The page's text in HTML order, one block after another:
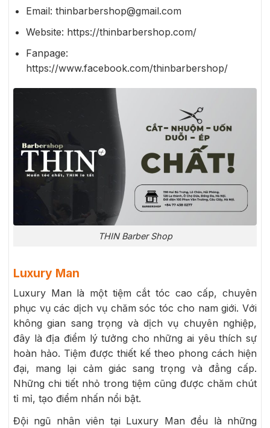
Email: thinbarbershop@gmail.com
Website: https://thinbarbershop.com/
Fanpage:
https://www.facebook.com/thinbarbershop/
THIN Barber Shop
Luxury Man
Luxury Man là một tiệm cắt tóc cao cấp, chuyên
phục vụ các dịch vụ chăm sóc tóc cho nam giới. Với
không gian sang trọng và dịch vụ chuyên nghiệp,
đây là địa điểm lý tưởng cho những ai yêu thích sự
hoàn hảo. Tiệm được thiết kế theo phong cách hiện
đại, mang lại cảm giác sang trọng và đẳng cấp.
Những chi tiết nhỏ trong tiệm cũng được chăm chút
tỉ mỉ, tạo điểm nhấn nổi bật.
Đội ngũ nhân viên tại Luxury Man đều là những